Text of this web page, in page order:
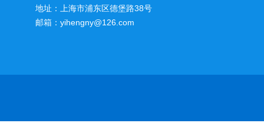
地址：上海市浦东区德堡路38号
邮箱：yihengny@126.com